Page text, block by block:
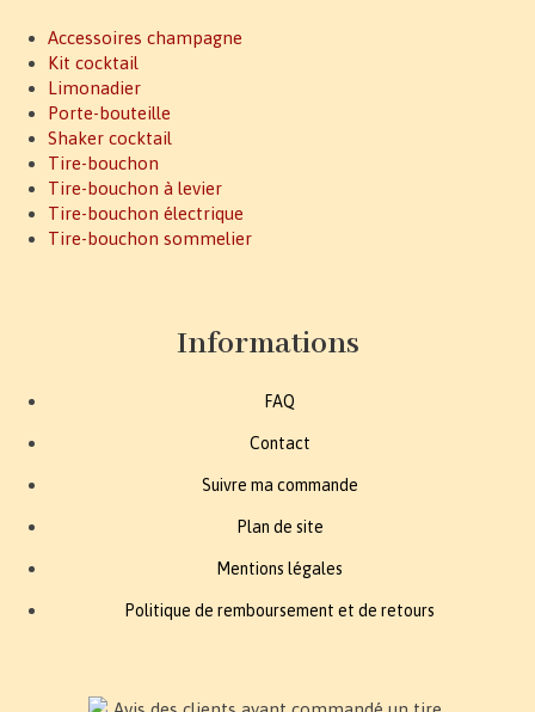
Accessoires champagne
Kit cocktail
Limonadier
Porte-bouteille
Shaker cocktail
Tire-bouchon
Tire-bouchon à levier
Tire-bouchon électrique
Tire-bouchon sommelier
Informations
FAQ
Contact
Suivre ma commande
Plan de site
Mentions légales
Politique de remboursement et de retours